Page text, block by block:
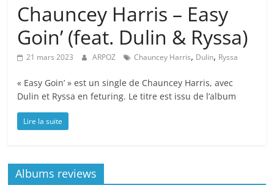
Chauncey Harris – Easy
Goin’ (feat. Dulin & Ryssa)
21 mars 2023 ARPOZ Chauncey Harris, Dulin, Ryssa
« Easy Goin’ » est un single de Chauncey Harris, avec
Dulin et Ryssa en feturing. Le titre est issu de l’album
Lire la suite
Albums reviews